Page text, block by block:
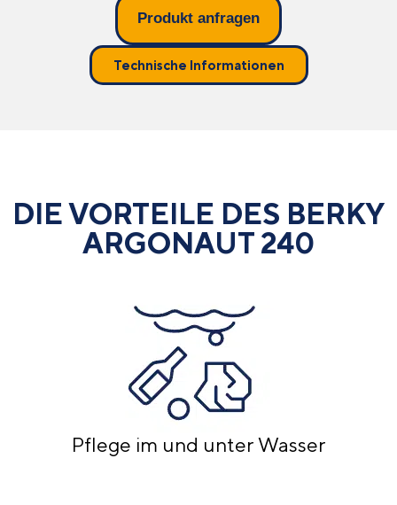
Produkt anfragen
Technische Informationen
DIE VORTEILE DES BERKY
ARGONAUT 240
Pflege im und unter Wasser